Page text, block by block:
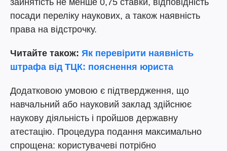
зайнятість не менше 0,75 ставки, відповідність
посади переліку наукових, а також наявність
права на відстрочку.
Читайте також: Як перевірити наявність
штрафа від ТЦК: пояснення юриста
Додатковою умовою є підтвердження, що
навчальний або науковий заклад здійснює
наукову діяльність і пройшов державну
атестацію. Процедура подання максимально
спрощена: користувачеві потрібно